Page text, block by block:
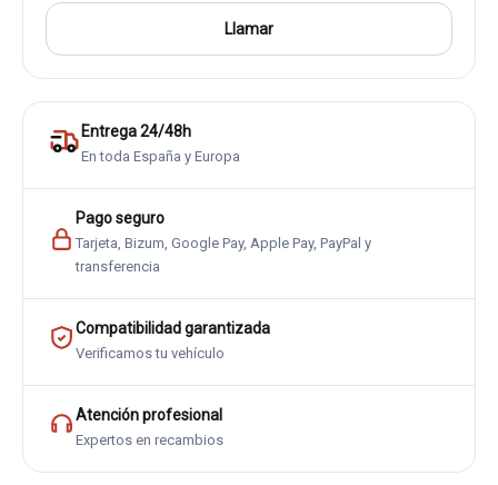
Llamar
Entrega 24/48h
En toda España y Europa
Pago seguro
Tarjeta, Bizum, Google Pay, Apple Pay, PayPal y
transferencia
Compatibilidad garantizada
Verificamos tu vehículo
Atención profesional
Expertos en recambios